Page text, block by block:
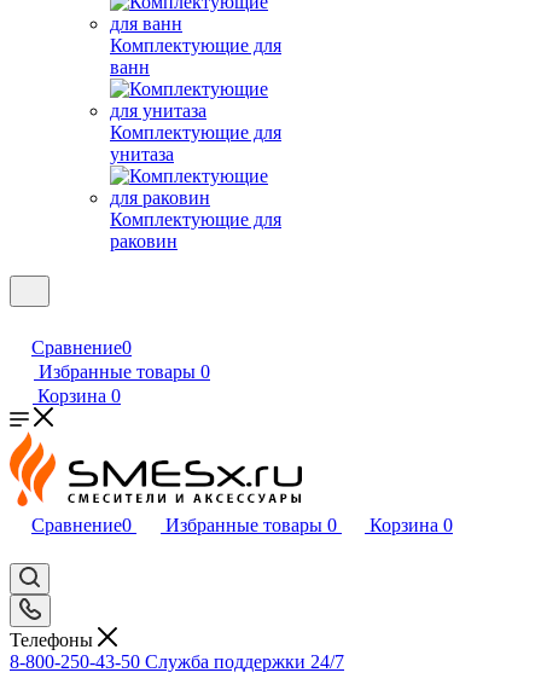
Комплектующие для
ванн
Комплектующие для
унитаза
Комплектующие для
раковин
Сравнение0
Избранные товары 0
Корзина 0
Сравнение0 Избранные товары 0 Корзина 0
Телефоны
8-800-250-43-50 Служба поддержки 24/7